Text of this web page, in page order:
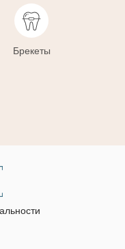
Брекеты